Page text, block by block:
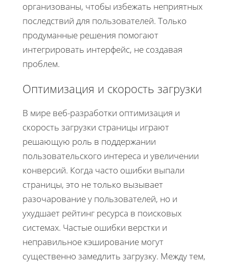
организованы, чтобы избежать неприятных
последствий для пользователей. Только
продуманные решения помогают
интегрировать интерфейс, не создавая
проблем.
Оптимизация и скорость загрузки
В мире веб-разработки оптимизация и
скорость загрузки страницы играют
решающую роль в поддержании
пользовательского интереса и увеличении
конверсий. Когда часто ошибки выпали
страницы, это не только вызывает
разочарование у пользователей, но и
ухудшает рейтинг ресурса в поисковых
системах. Частые ошибки верстки и
неправильное кэширование могут
существенно замедлить загрузку. Между тем,